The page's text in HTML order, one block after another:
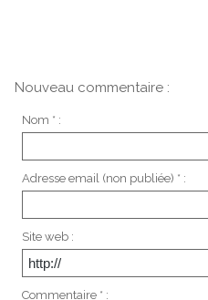
Nouveau commentaire :
Nom * :
Adresse email (non publiée) * :
Site web :
Commentaire * :